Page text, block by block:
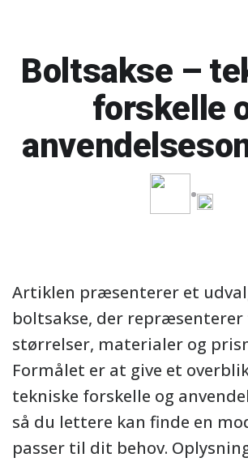
Boltsakse –
forskelle
Artiklen præsenterer et
boltsakse, der repræsenterer
størrelser, materialer og
Formålet er at give et
tekniske forskelle og
så du lettere kan finde en
passer til dit behov.